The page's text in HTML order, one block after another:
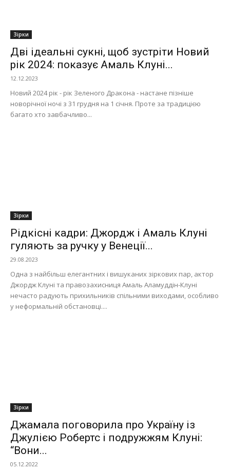
Зірки
Дві ідеальні сукні, щоб зустріти Новий
рік 2024: показує Амаль Клуні...
12.12.2023
Новий 2024 рік - рік Зеленого Дракона - настане пізніше
новорічної ночі з 31 грудня на 1 січня. Проте за традицією
багато хто завбачливо...
Зірки
Рідкісні кадри: Джордж і Амаль Клуні
гуляють за ручку у Венеції...
29.08.2023
Одна з найбільш елегантних і вишуканих зіркових пар, актор
Джордж Клуні та правозахисниця Амаль Аламуддін-Клуні
нечасто радують прихильників спільними виходами, особливо
у неформальній обстановці....
Зірки
Джамала поговорила про Україну із
Джулією Робертс і подружжям Клуні:
“Вони...
05.12.2022